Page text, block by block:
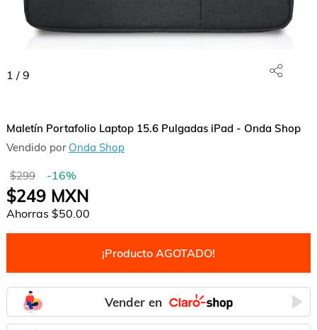
1 / 9
Maletín Portafolio Laptop 15.6 Pulgadas iPad - Onda Shop
Vendido por Onda Shop
$299 -16%
$249MXN
Ahorras $50.00
¡Producto AGOTADO!
Vender en